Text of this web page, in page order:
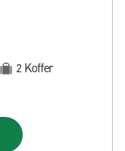
2 Koffer